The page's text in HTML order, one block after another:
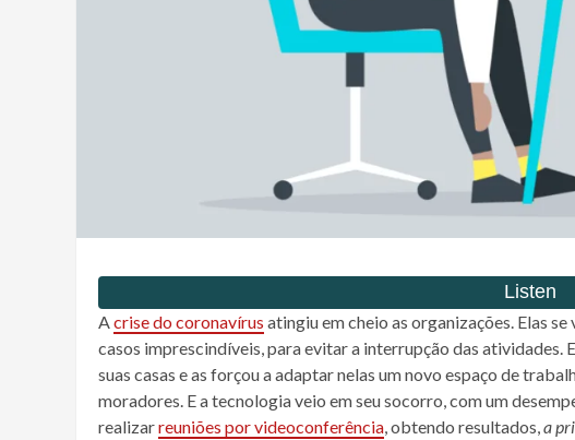
A crise do coronavírus atingiu em cheio as organizações. Elas
casos imprescindíveis, para evitar a interrupção das atividades.
suas casas e as forçou a adaptar nelas um novo espaço de
moradores. E a tecnologia veio em seu socorro, com um
realizarreuniões por videoconferência , obtendo resultados, a